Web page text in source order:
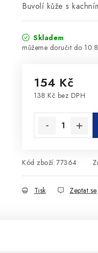
Buvolí kůže s
Skladem
154 Kč
138 Kč bez DPH
Kód zboží: 77364
Tisk Zeptat se